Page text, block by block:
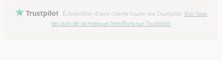
Trustpilot Échantillon d'avis clients fourni via Trustpilot. Voir tous
les avis de la marque Interflora sur Trustpilot